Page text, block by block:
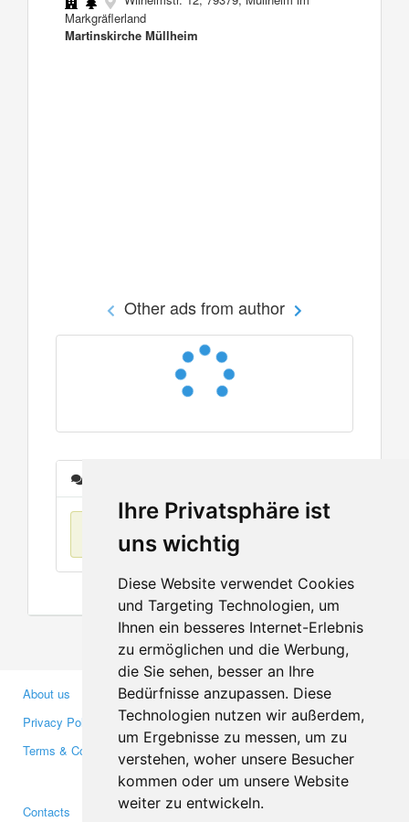
Ihre Privatsphäre ist
uns wichtig
Diese Website verwendet Cookies
und Targeting Technologien, um
Ihnen ein besseres Internet-Erlebnis
zu ermöglichen und die Werbung,
die Sie sehen, besser an Ihre
Bedürfnisse anzupassen. Diese
Technologien nutzen wir außerdem,
um Ergebnisse zu messen, um zu
verstehen, woher unsere Besucher
kommen oder um unsere Website
weiter zu entwickeln.
Markgräflerland
Martinskirche Müllheim
Other ads from author
No items found
About us
Privacy Policy
Terms & Conditions
Business Partners
Investors
Media
Contacts
Facebook